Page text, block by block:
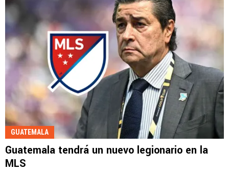
GUATEMALA
Guatemala tendrá un nuevo legionario en la
MLS